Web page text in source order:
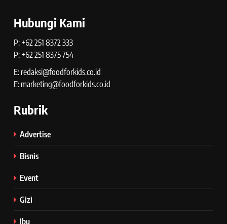
Hubungi Kami
P: +62 251 8372 333
P: +62 251 8375 754
E: redaksi@foodforkids.co.id
E: marketing@foodforkids.co.id
Rubrik
Advertise
Bisnis
Event
Gizi
Ibu